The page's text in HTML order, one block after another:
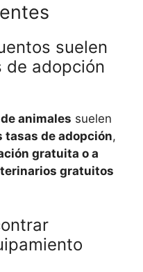
suelen
de adopción
animales suelen
tasas de adopción,
gratuita o a
gratuitos